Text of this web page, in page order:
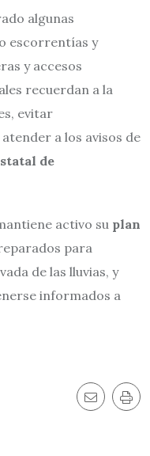
algunas
escorrentías y
y accesos
recuerdan a la
evitar
a los avisos de
de
activo su plan
para
de las lluvias, y
informados a